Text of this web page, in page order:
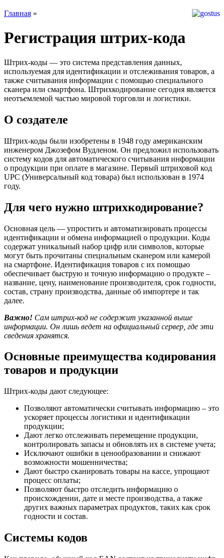
Главная »
Регистрация штрих-кода
Штрих-коды — это система представления данных,
используемая для идентификации и отслеживания товаров, а
также считывания информации с помощью специального
сканера или смартфона. Штрихкодирование сегодня является
неотъемлемой частью мировой торговли и логистики.
О создателе
Штрих-коды были изобретены в 1948 году американским
инженером Джозефом Вудленом. Он предложил использовать
систему кодов для автоматического считывания информации
о продукции при оплате в магазине. Первый штриховой код
UPC (Универсальный код товара) был использован в 1974
году.
Для чего нужно штрихкодирование?
Основная цель — упростить и автоматизировать процессы
идентификации и обмена информацией о продукции. Коды
содержат уникальный набор цифр или символов, которые
могут быть прочитаны специальным сканером или камерой
на смартфоне. Идентификация товаров с их помощью
обеспечивает быструю и точную информацию о продукте –
название, цену, наименование производителя, срок годности,
состав, страну производства, данные об импортере и так
далее.
Важно! Сам штрих-код не содержит указанной выше
информации. Он лишь ведет на официальный сервер, где эти
сведения хранятся.
Основные преимущества кодирования
товаров и продукции
Штрих-коды дают следующее:
Позволяют автоматически считывать информацию – это
ускоряет процессы логистики и идентификации
продукции;
Дают легко отслеживать перемещение продукции,
контролировать запасы и обновлять их в системе учета;
Исключают ошибки в ценообразовании и снижают
возможности мошенничества;
Дают быстро сканировать товары на кассе, упрощают
процесс оплаты;
Позволяют быстро отследить информацию о
происхождении, дате и месте производства, а также
других важных параметрах продуктов, таких как срок
годности и состав.
Системы кодов